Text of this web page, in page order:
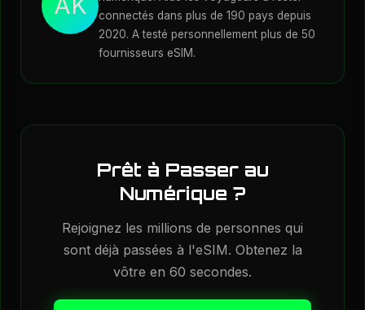
comme le découpage réseau et le
changement d'opérateur instantané.
connectés dans plus de 190 pays depuis
2020. A testé personnellement plus de 50
fournisseurs eSIM.
Prêt à Passer au
Numérique ?
Rejoignez les millions de personnes qui
sont déjà passées à l'eSIM. Obtenez la
vôtre en 60 secondes.